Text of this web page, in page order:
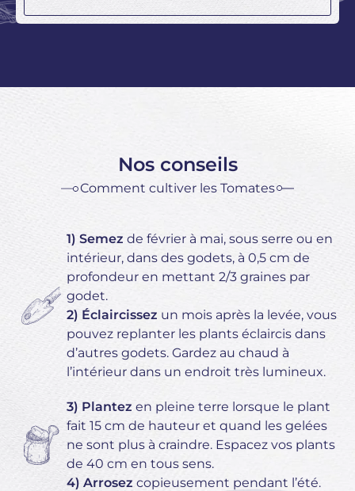
Nos conseils
Comment cultiver les Tomates
1) Semez de février à mai, sous serre ou en
intérieur, dans des godets, à 0,5 cm de
profondeur en mettant 2/3 graines par
godet.
2) Éclaircissez un mois après la levée, vous
pouvez replanter les plants éclaircis dans
d’autres godets. Gardez au chaud à
l’intérieur dans un endroit très lumineux.
3) Plantez en pleine terre lorsque le plant
fait 15 cm de hauteur et quand les gelées
ne sont plus à craindre. Espacez vos plants
de 40 cm en tous sens.
4) Arrosez copieusement pendant l’été.